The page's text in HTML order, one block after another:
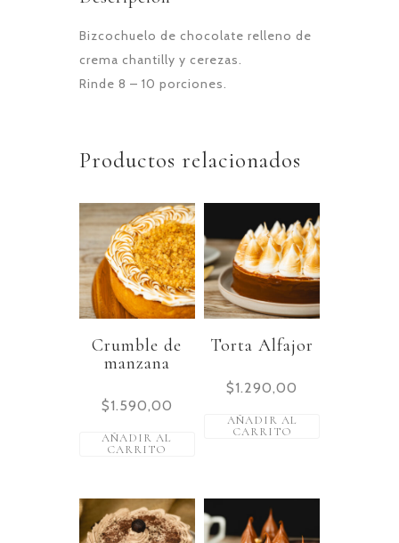
Bizcochuelo de chocolate relleno de
crema chantilly y cerezas.
Rinde 8 – 10 porciones.
Productos relacionados
Crumble de
manzana
$1.590,00
AÑADIR AL
CARRITO
Torta Alfajor
$1.290,00
AÑADIR AL
CARRITO